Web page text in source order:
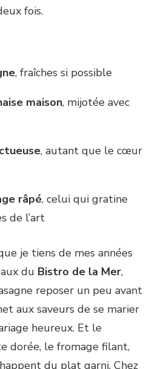
fois.
, fraîches si possible
maison, mijotée avec
, autant que le cœur
râpé, celui qui gratine
de l’art
je tiens de mes années
du Bistro de la Mer,
reposer un peu avant
aux saveurs de se marier
heureux. Et le
dorée, le fromage filant,
du plat garni. Chez